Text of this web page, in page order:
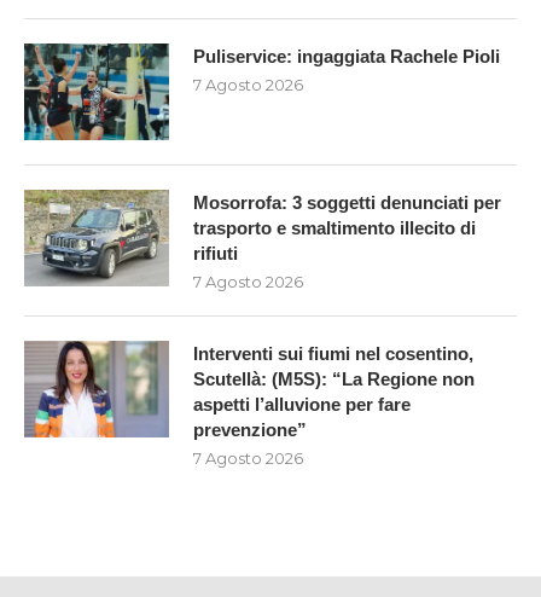
Puliservice: ingaggiata Rachele Pioli
7 Agosto 2026
Mosorrofa: 3 soggetti denunciati per
trasporto e smaltimento illecito di
rifiuti
7 Agosto 2026
Interventi sui fiumi nel cosentino,
Scutellà: (M5S): “La Regione non
aspetti l’alluvione per fare
prevenzione”
7 Agosto 2026